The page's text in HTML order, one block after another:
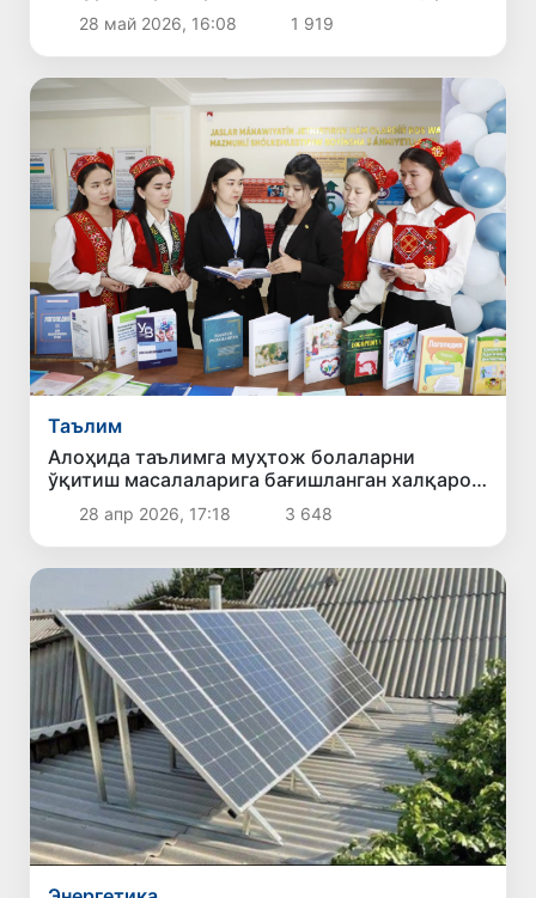
илмий конференция бўлиб ўтди
28 май 2026, 16:08 1 919
Таълим
Алоҳида таълимга муҳтож болаларни
ўқитиш масалаларига бағишланган халқаро
конференция
28 апр 2026, 17:18 3 648